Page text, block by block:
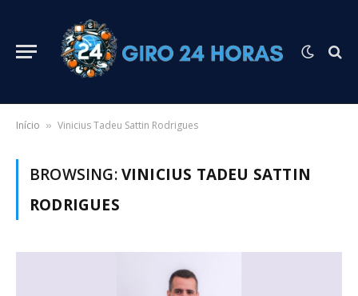
Início » Vinicius Tadeu Sattin Rodrigues
BROWSING:VINICIUS TADEU SATTIN
RODRIGUES